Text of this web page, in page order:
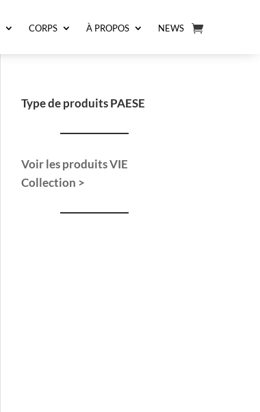
CORPS À PROPOS NEWS
Type de produits PAESE
Voir les produits VIE
Collection >